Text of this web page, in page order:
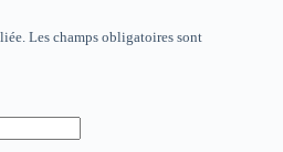
Les champs obligatoires sont